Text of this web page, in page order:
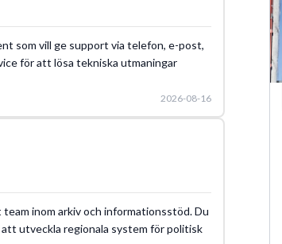
som vill ge support via telefon, e-post,
för att lösa tekniska utmaningar
2026-08-16
inom arkiv och informationsstöd. Du
utveckla regionala system för politisk